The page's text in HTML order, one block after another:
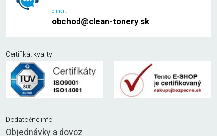
e-mail:
obchod@clean-tonery.sk
Certifikát kvality
Dodatočné info
Objednávky a dovoz